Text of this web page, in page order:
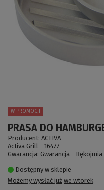
PRASA DO
W PROMOCJI
Producent: ACTIVA
Activa Grill - 16477
Gwarancja: Gwarancja - Rękojmia
Dostępny w sklepie
Możemy wysłać już we wtorek